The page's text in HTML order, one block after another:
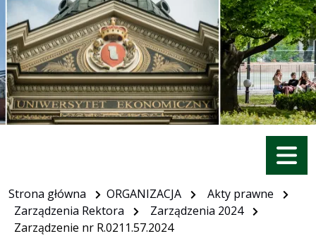
Menu
Strona główna ORGANIZACJA
Akty prawne
Zarządzenia Rektora
Zarządzenia 2024
Zarządzenie nr R.0211.57.2024